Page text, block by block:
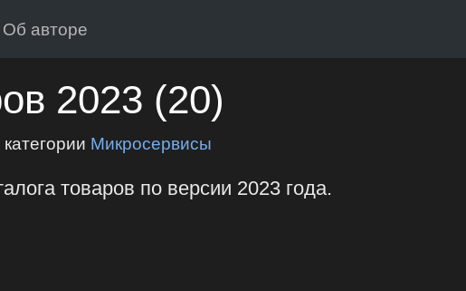
Об авторе
2023 (20)
категории Микросервисы
товаров по версии 2023 года.